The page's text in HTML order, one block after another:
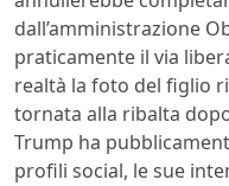
dall’amministrazione
praticamente il via
realtà la foto del figlio
tornata alla ribalta
Trump ha
profili social, le sue